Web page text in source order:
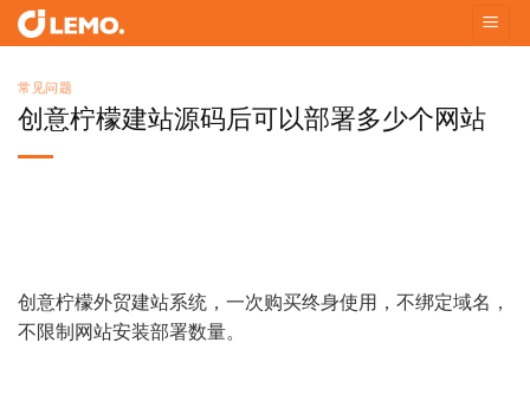
Skip
to
常见问题
创意柠檬建站源码后可以部署多少个网站
创意柠檬外贸建站系统，一次购买终身使用，不绑定域名，
不限制网站安装部署数量。